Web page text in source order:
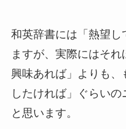
和英辞書には「熱望
ますが、実際にはそ
興味あれば」よりも
したければ」ぐらい
と思います。